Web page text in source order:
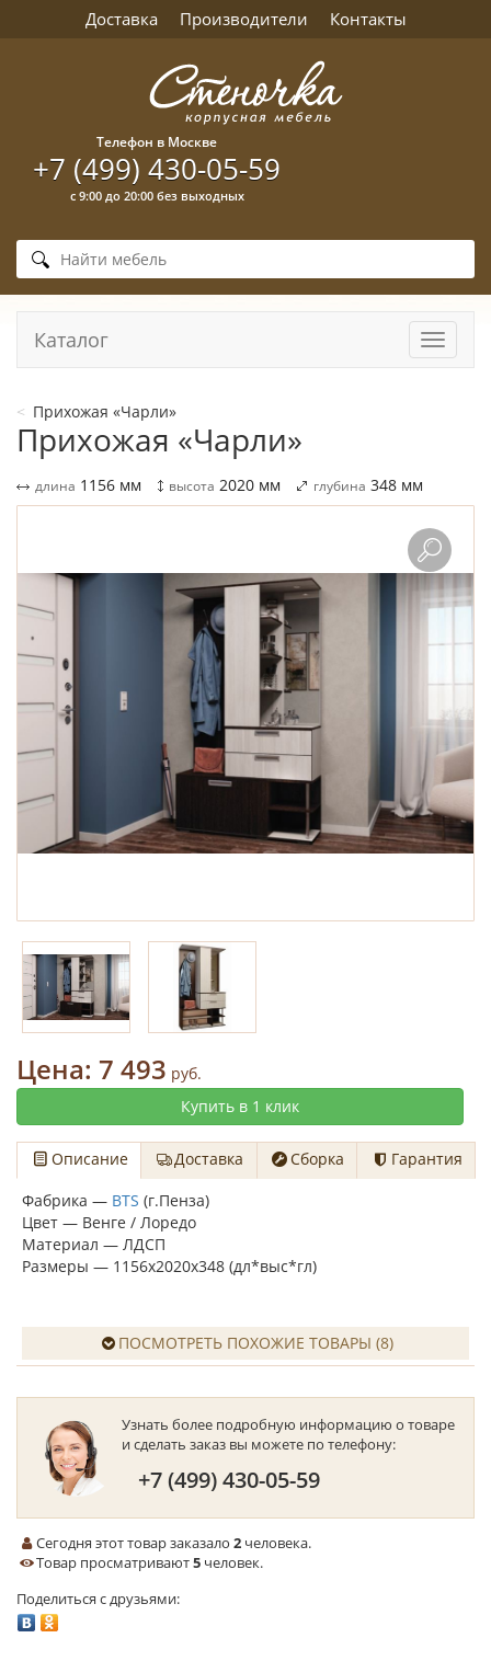
Доставка Производители Контакты
Телефон в Москве
+7 (499) 430-05-59
с 9:00 до 20:00 без выходных
Каталог
Прихожая «Чарли»
Прихожая «Чарли»
длина 1156 мм высота 2020 мм глубина 348 мм
Цена: 7 493 руб.
Купить в 1 клик
Описание Доставка Сборка
Гарантия
Фабрика — BTS (г.Пенза)
Цвет — Венге / Лоредо
Материал — ЛДСП
Размеры — 1156х2020х348 (дл*выс*гл)
ПОСМОТРЕТЬ ПОХОЖИЕ ТОВАРЫ (8)
Узнать более подробную информацию о товаре
и сделать заказ вы можете по телефону:
+7 (499) 430-05-59
Сегодня этот товар заказало2 человека.
Товар просматривают5 человек.
Поделиться с друзьями: